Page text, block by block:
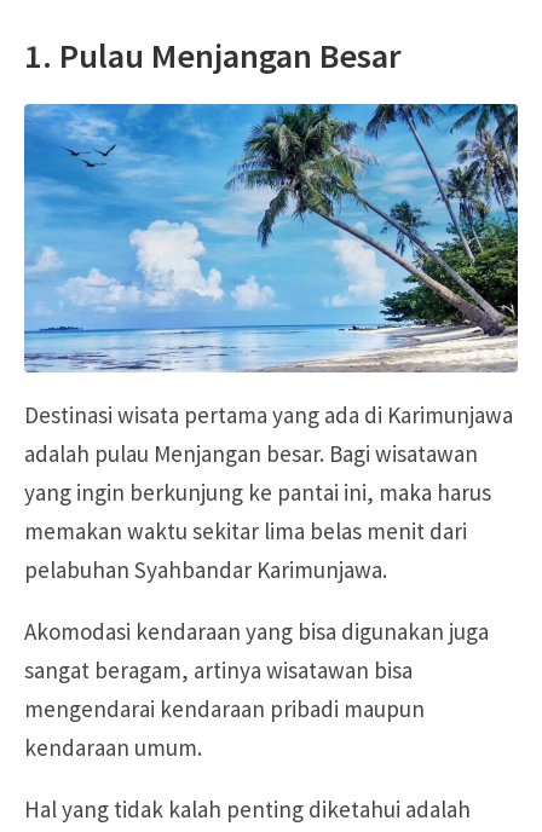
1. Pulau Menjangan Besar
Destinasi wisata pertama yang ada di Karimunjawa
adalah pulau Menjangan besar. Bagi wisatawan
yang ingin berkunjung ke pantai ini, maka harus
memakan waktu sekitar lima belas menit dari
pelabuhan Syahbandar Karimunjawa.
Akomodasi kendaraan yang bisa digunakan juga
sangat beragam, artinya wisatawan bisa
mengendarai kendaraan pribadi maupun
kendaraan umum.
Hal yang tidak kalah penting diketahui adalah